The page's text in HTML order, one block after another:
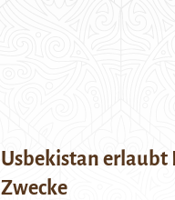
Usbekistan
Zwecke